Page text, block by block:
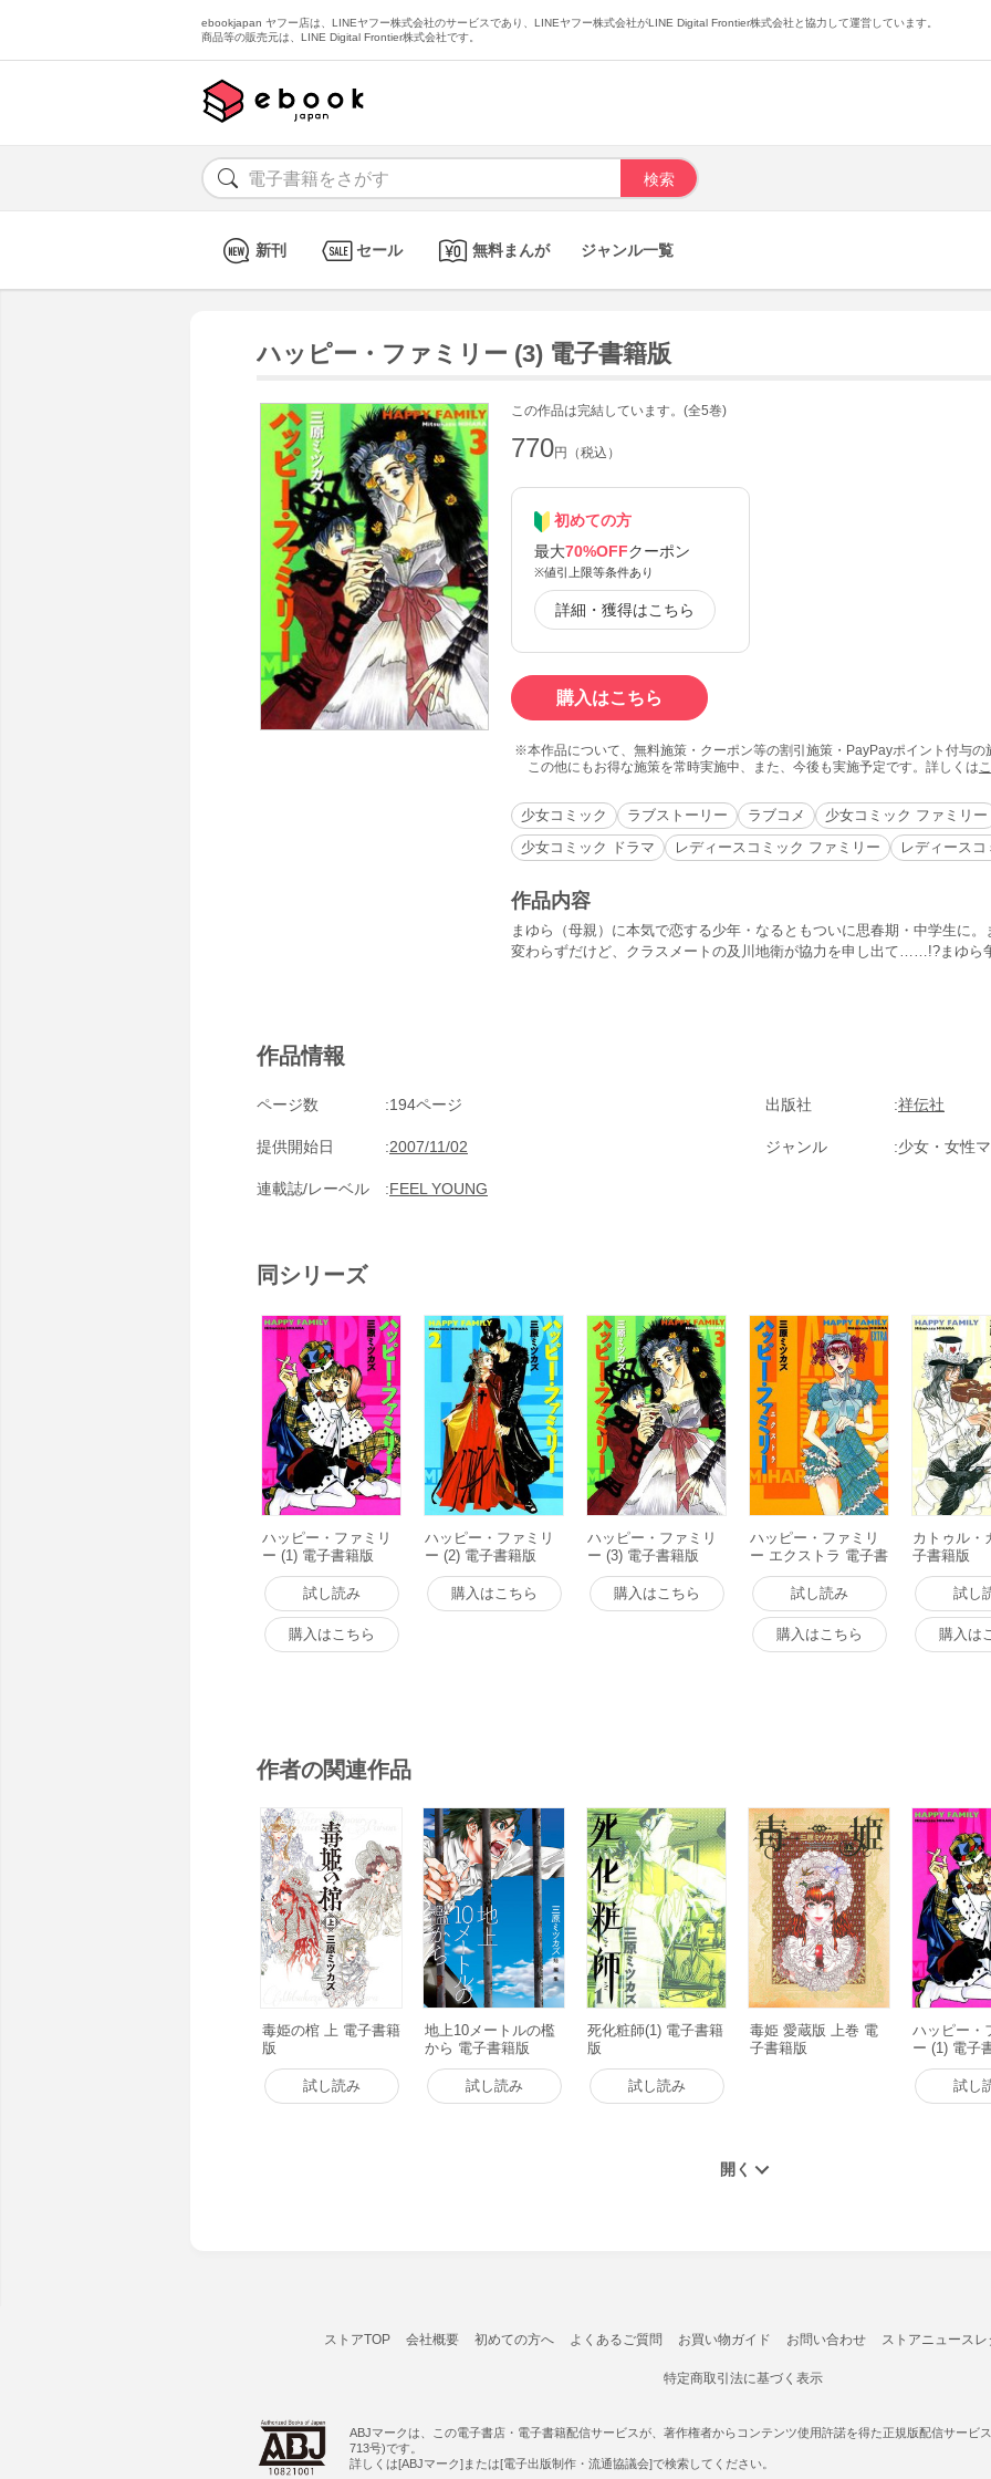
ebookjapan ヤフー店は、LINEヤフー株式会社のサービスであり、LINEヤフー株式会社がLINE Digital Frontier株式会社と協力して運営しています。
商品等の販売元は、LINE Digital Frontier株式会社です。
新刊 セール 無料まんが ジャンル一覧
ハッピー・ファミリー (3) 電子書籍版
この作品は完結しています。(全5巻)
770円（税込）
初めての方
最大70%OFFクーポン
※値引上限等条件あり
詳細・獲得はこちら
購入はこちら
本作品について、無料施策・クーポン等の割引施策・PayPayポイント付与
この他にもお得な施策を常時実施中、また、今後も実施予定です。詳しくは
少女コミック ラブストーリー ラブコメ
少女コミック ファミリー
少女コミック ドラマ
レディースコミック ファミリー レディース
作品内容
まゆら（母親）に本気で恋する少年・なるともついに思春期・中学生に
変わらずだけど、クラスメートの及川地衛が協力を申し出て……!?まゆら
作品情報
ページ数 194ページ 出版社 祥伝社
提供開始日 2007/11/02 ジャンル 少女・女性
連載誌/レーベル FEEL YOUNG
同シリーズ
ハッピー・ファミリ
ー (1) 電子書籍版
試し読み
購入はこちら
ハッピー・ファミリ
ー (2) 電子書籍版
購入はこちら
ハッピー・ファミリ
ー (3) 電子書籍版
購入はこちら
ハッピー・ファミリ
ー エクストラ 電子書
籍版
試し読み
購入はこちら
カトゥル・
子書籍版
試し
購入は
作者の関連作品
毒姫の棺 上 電子書籍
版
試し読み
地上10メートルの檻
から 電子書籍版
試し読み
死化粧師(1) 電子書籍
版
試し読み
毒姫 愛蔵版 上巻 電
子書籍版
ハッピー・
ー (1) 電子
試し
ストアTOP 会社概要 初めての方へ よくあるご質問 お買い物ガイド お問い合わせ ストアニュースレ
特定商取引法に基づく表示
ABJマークは、この電子書店・電子書籍配信サービスが、著作権者からコンテンツ使用許諾を得た正規版配信サービ
713号)です。
詳しくは[ABJマーク]または[電子出版制作・流通協議会]で検索してください。